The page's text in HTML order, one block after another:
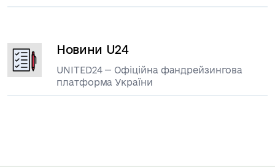
на тиждень
Новини U24
UNITED24 — Офіційна фандрейзингова
платформа України